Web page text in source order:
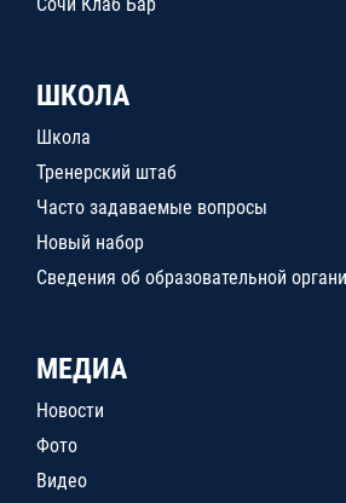
ШКОЛА
Школа
Тренерский штаб
Часто задаваемые вопросы
Новый набор
Сведения об образовательной
МЕДИА
Новости
Фото
Видео